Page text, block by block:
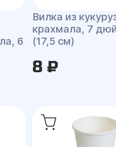
6
Вилка из
крахмала, 7
(17,5 см)
8 ₽